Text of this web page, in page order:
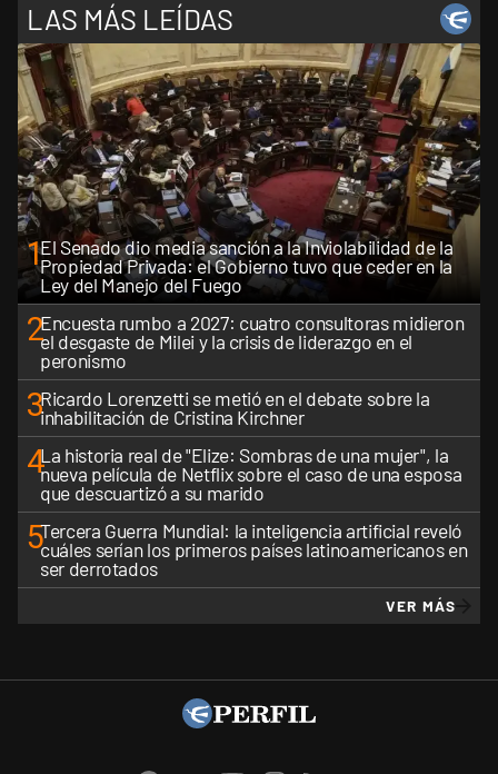
LAS MÁS LEÍDAS
1El Senado dio media sanción a la Inviolabilidad de la
Propiedad Privada: el Gobierno tuvo que ceder en la
Ley del Manejo del Fuego
2Encuesta rumbo a 2027: cuatro consultoras midieron
el desgaste de Milei y la crisis de liderazgo en el
peronismo
3Ricardo Lorenzetti se metió en el debate sobre la
inhabilitación de Cristina Kirchner
4La historia real de "Elize: Sombras de una mujer", la
nueva película de Netflix sobre el caso de una esposa
que descuartizó a su marido
5Tercera Guerra Mundial: la inteligencia artificial reveló
cuáles serían los primeros países latinoamericanos en
ser derrotados
VER MÁS